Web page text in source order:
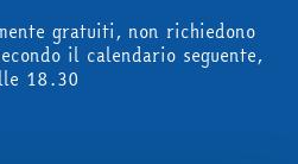
gratuiti, non richiedono
il calendario seguente,
18.30